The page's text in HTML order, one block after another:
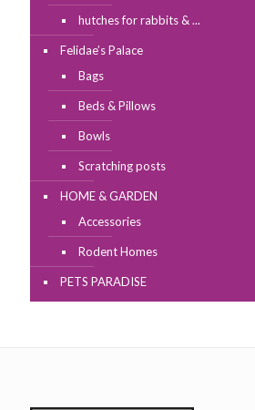
hutches for rabbits & ...
Felidae’s Palace
Bags
Beds & Pillows
Bowls
Scratching posts
HOME & GARDEN
Accessories
Rodent Homes
PETS PARADISE